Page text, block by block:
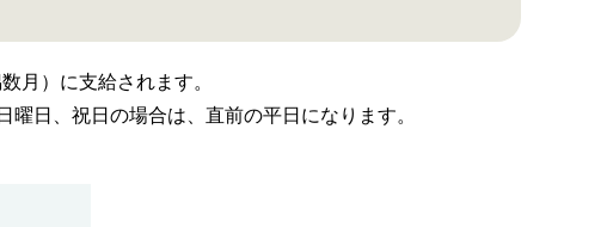
月）に支給されます。
曜日、祝日の場合は、直前の平日になります。